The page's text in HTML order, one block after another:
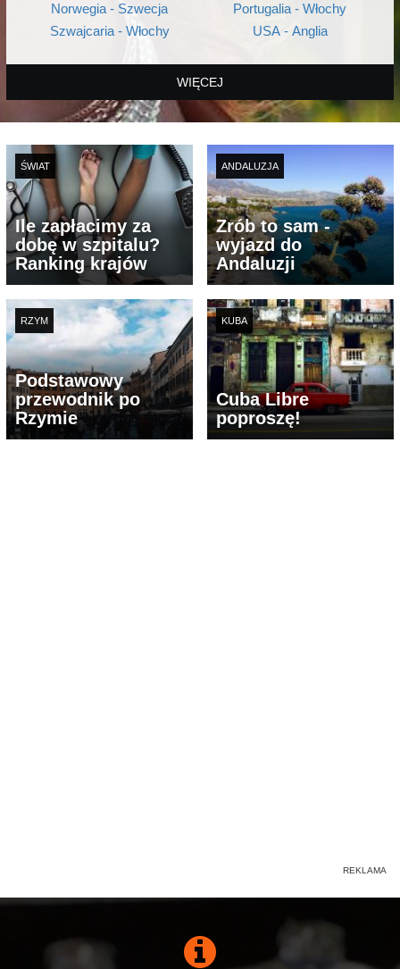
Norwegia - Szwecja
Szwajcaria - Włochy
Portugalia - Włochy
USA - Anglia
WIĘCEJ
ŚWIAT
Ile zapłacimy za
dobę w szpitalu?
Ranking krajów
ANDALUZJA
Zrób to sam -
wyjazd do
Andaluzji
RZYM
Podstawowy
przewodnik po
Rzymie
KUBA
Cuba Libre
poproszę!